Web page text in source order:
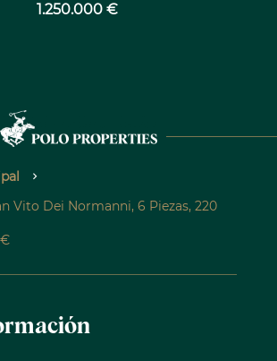
1.250.000 €
Vito Dei Normanni, 6 Piezas, 220
€